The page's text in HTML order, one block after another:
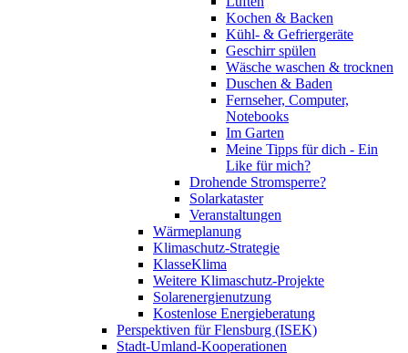
Kochen & Backen
Kühl- & Gefriergeräte
Geschirr spülen
Wäsche waschen & trocknen
Duschen & Baden
Fernseher, Computer,
Notebooks
Im Garten
Meine Tipps für dich - Ein
Like für mich?
Drohende Stromsperre?
Solarkataster
Veranstaltungen
Wärmeplanung
Klimaschutz-Strategie
KlasseKlima
Weitere Klimaschutz-Projekte
Solarenergienutzung
Kostenlose Energieberatung
Perspektiven für Flensburg (ISEK)
Stadt-Umland-Kooperationen